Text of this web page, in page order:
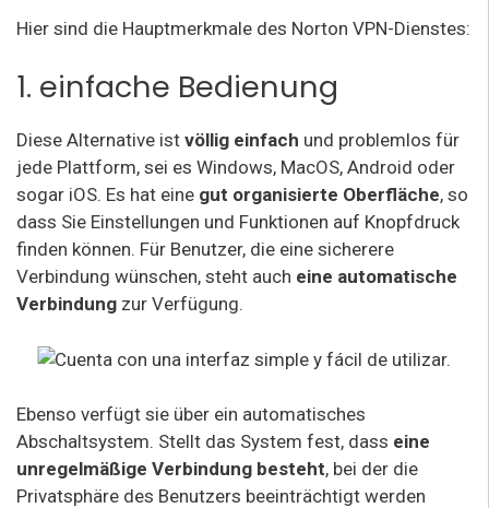
Hier sind die Hauptmerkmale des Norton VPN-Dienstes:
1. einfache Bedienung
Diese Alternative ist völlig einfach und problemlos für
jede Plattform, sei es Windows, MacOS, Android oder
sogar iOS. Es hat eine gut organisierte Oberfläche, so
dass Sie Einstellungen und Funktionen auf Knopfdruck
finden können. Für Benutzer, die eine sicherere
Verbindung wünschen, steht auch eine automatische
Verbindung zur Verfügung.
Ebenso verfügt sie über ein automatisches
Abschaltsystem. Stellt das System fest, dass eine
unregelmäßige Verbindung besteht, bei der die
Privatsphäre des Benutzers beeinträchtigt werden